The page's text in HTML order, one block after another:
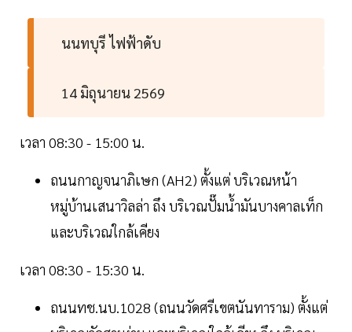
นนทบุรี ไฟฟ้าดับ
14 มิถุนายน 2569
เวลา 08:30 - 15:00 น.
ถนนกาญจนาภิเษก (AH2) ตั้งแต่ บริเวณหน้า
หมู่บ้านเสนาวิลล่า ถึง บริเวณปั๊มน้ำมันบางคาลเท็ก
และบริเวณใกล้เคียง
เวลา 08:30 - 15:30 น.
ถนนทช.นบ.1028 (ถนนวัดศรีเขตนันทาราม) ตั้งแต่